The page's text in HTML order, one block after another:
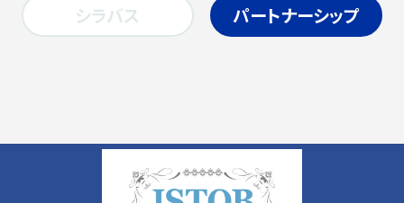
シラバス パートナーシップ